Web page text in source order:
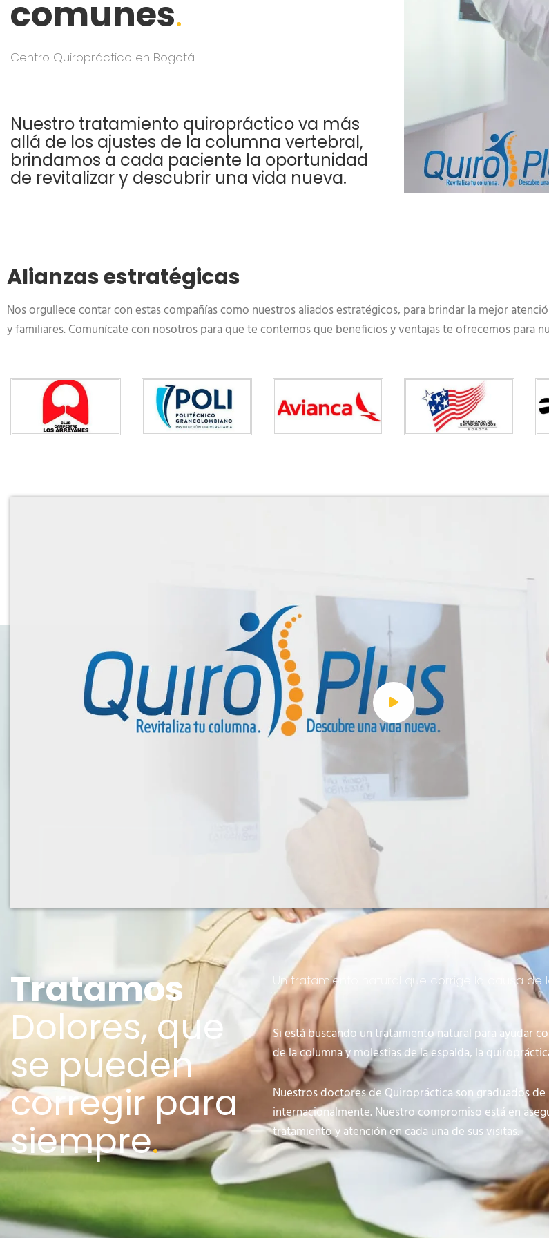
comunes.
Centro Quiropráctico en Bogotá
Nuestro tratamiento quiropráctico va más
allá de los ajustes de la columna vertebral,
brindamos a cada paciente la oportunidad
de revitalizar y descubrir una vida nueva.
Alianzas estratégicas
Nos orgullece contar con estas compañías como nuestros aliados estratégicos, para brindar la mejor
y familiares. Comunícate con nosotros para que te contemos que beneficios y ventajas te ofrecemos para
Tratamos
Dolores, que
se pueden
corregir para
siempre.
Un tratamiento natural que corrige la causa de
Si está buscando un tratamiento natural para ayudar
de la columna y molestias de la espalda, la
Nuestros doctores de Quiropráctica son graduados
internacionalmente. Nuestro compromiso está en
tratamiento y atención en cada una de sus visitas.